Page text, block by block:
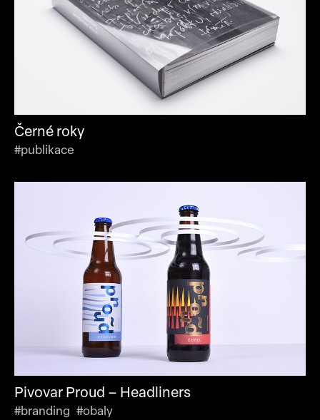
Černé roky
#publikace
Pivovar Proud – Headliners
#branding #obaly